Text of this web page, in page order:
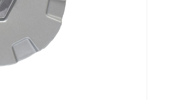
سنسور و دزدگیر و جی پی اس خودرو
سیستم صوتی و تصویری خودرو